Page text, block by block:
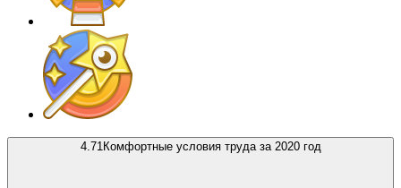
4.71 Комфортные условия труда за 2020 год